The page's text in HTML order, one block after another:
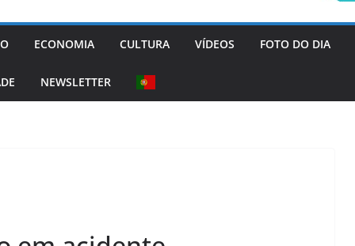
ECONOMIA CULTURA VÍDEOS FOTO DO DIA
NEWSLETTER